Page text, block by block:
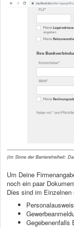
(Im Sinne der Barrierefreiheit:
Um Deine
noch ein paar
Dies sind im Einzelnen
Gegebenenfalls